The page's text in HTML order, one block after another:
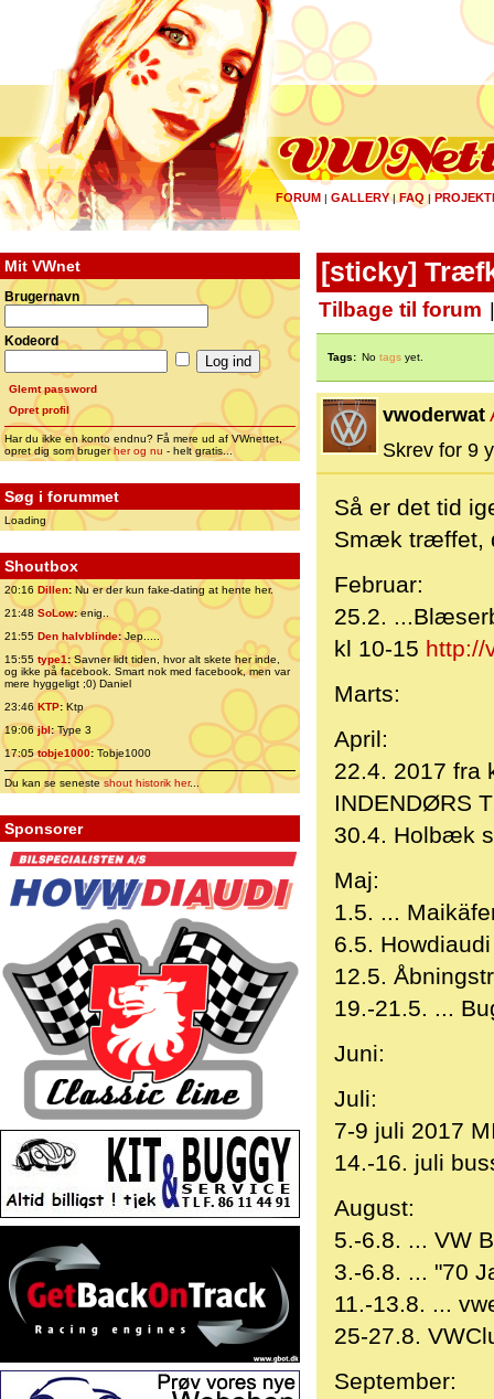
FORUM | GALLERY|FAQ |
Mit VWnet
Brugernavn
Kodeord
Glemt password
Opret profil
Har du ikke en konto endnu? Få mere ud af VWnettet,
opret dig som brugerher og nu - helt gratis...
Søg i forummet
Loading
Shoutbox
20:16 Dillen: Nu er der kun fake-dating at hente her.
21:48 SoLow:enig..
21:55 Den halvblinde:Jep.....
15:55 type1:Savner lidt tiden, hvor alt skete her inde,
og ikke på facebook. Smart nok med facebook, men var
mere hyggeligt ;0) Daniel
23:46 KTP:Ktp
19:06jbl:Type 3
17:05tobje1000: Tobje1000
Du kan se senesteshout historik her...
Sponsorer
[sticky]
Tilbage til forum
Tags: No tags yet.
vwoderwat
Skrev for 9
Så er det tid
Smæk træffet,
Februar:
25.2.
kl 10-15 http://
Marts:
April:
22.4. 2017 fra
INDENDØRS
30.4. Holbæk
Maj:
1.5. ...
6.5.
12.5.
19.-21.5. ...
Juni:
Juli:
7-9 juli 2017
14.-16. juli
August:
5.-6.8. ... VW
3.-6.8. ... "70
11.-13.8. ...
25-27.8.
September: